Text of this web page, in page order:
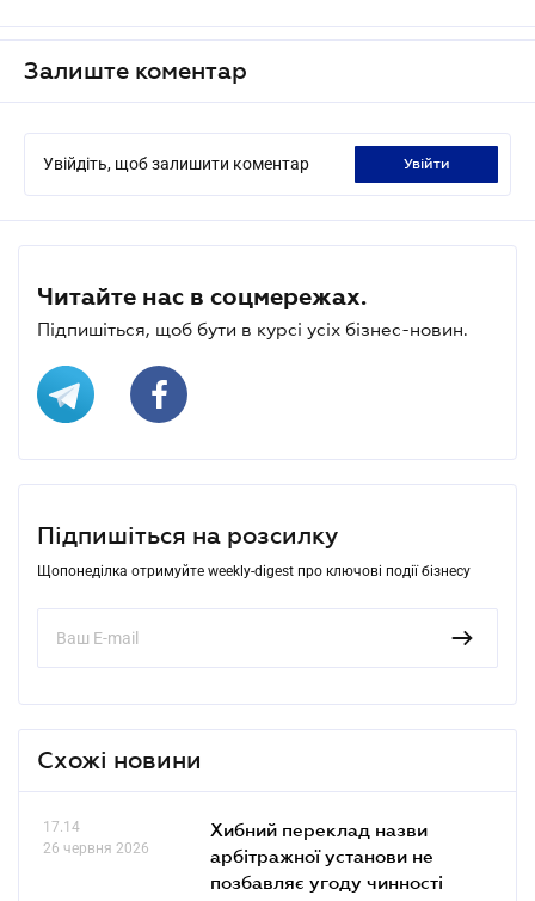
Залиште коментар
Увійдіть, щоб залишити коментар увійти
Читайте нас в соцмережах.
Підпишіться, щоб бути в курсі усіх бізнес-новин.
Підпишіться на розсилку
Щопонеділка отримуйте weekly-digest про ключові події бізнесу
Схожі новини
17.14
26 червня 2026
Хибний переклад назви
арбітражної установи не
позбавляє угоду чинності